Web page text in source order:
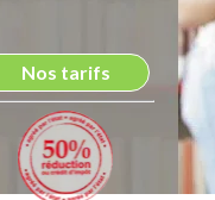
Nos tarifs